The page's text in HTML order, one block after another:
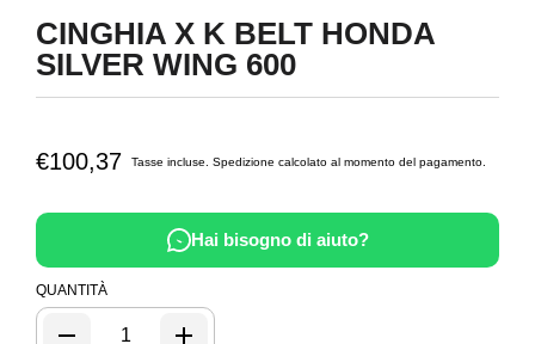
CINGHIA X K BELT HONDA
SILVER WING 600
€100,37 Tasse incluse. Spedizione calcolato al momento del pagamento.
Hai bisogno di aiuto?
QUANTITÀ